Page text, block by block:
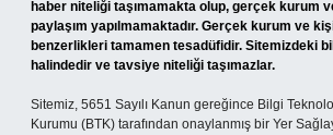
haber niteliği taşımamakta olup, gerçek kurum
paylaşım yapılmamaktadır. Gerçek kurum ve
benzerlikleri tamamen tesadüfidir. Sitemizdeki
halindedir ve tavsiye niteliği taşımazlar.
Sitemiz, 5651 Sayılı Kanun gereğince Bilgi
Kurumu (BTK) tarafından onaylanmış bir Yer